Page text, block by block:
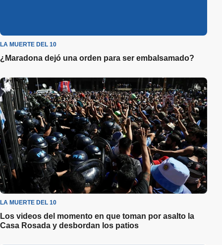
LA MUERTE DEL 10
¿Maradona dejó una orden para ser embalsamado?
LA MUERTE DEL 10
Los videos del momento en que toman por asalto la
Casa Rosada y desbordan los patios